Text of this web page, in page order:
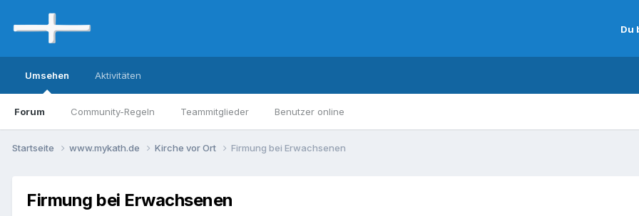
Du
Umsehen
Forum Community-Regeln Teammitglieder Benutzer online
Aktivitäten
Startseite www.mykath.de Kirche vor Ort Firmung bei Erwachsenen
Firmung bei Erwachsenen